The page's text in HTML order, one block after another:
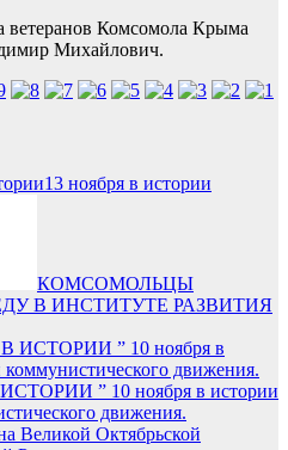
ветеранов Комсомола Крыма
Михайлович.
13 ноября в истории
КОМСОМОЛЬЦЫ
В ИНСТИТУТЕ РАЗВИТИЯ
” 10 ноября в истории
движения.